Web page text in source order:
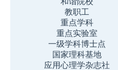
教职工
重点学科
重点实验室
一级学科博士点
国家理科基地
应用心理学杂志社